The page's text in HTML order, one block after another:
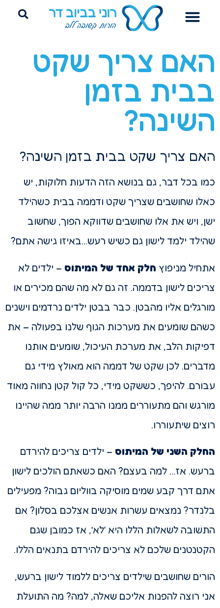
האם צריך שקט
בבית בזמן
השינה?
האם צריך שקט בבית בזמן השינה?
כמו בכל דבר, גם בנושא הזה הדעות חלוקות, יש
כאלו שחושבים שצריך שקט ודממה בבית כשהילד
ישן, ויש את אלו שחושבים שדווקא הפוך, שחשוב
שהילד ילמד לישון גם כשיש רעש…באיזו גישה אתם?
אתחיל מניפוץ חלק אחד של המיתוס – ילדים לא
צריכים לישון בדממה. זה גם לא מה שהם מכירים או
מורגלים אליו מהבטן. כבר בבטן ילדים נרדמים וישנים
כשהם שומעים את מערכות הגוף שלנו בפעולה – את
דפיקות הלב, את מערכת העיכול, שומעים אותנו
מדברים. לכן שקט של דממה הוא מאולץ מידי גם
עבורם. להיפך, כששקט מידי, כל קול קטן נחווה מאוד
מורגש והם מתעוררים ממנו הרבה יותר ממה שהיינו
רוצים שיתעוררו.
החלק השני של המיתוס – ילדים צריכים להירדם
ברעש. אז… למה בעצם? האם כשאתם הולכים לישון
אתם דרך קבע שמים מוסיקה בווליום גבוה? מפעילים
בלנדר? נמצאים עשרות אנשים אצלכם בסלון? אם
התשובה לשאלות הללו היא ‘לא’, אז כמובן שגם
הקטנטנים שלכם לא צריכים להירדם בתנאים הללו.
הורים שחושבים שילדים צריכים ללמוד לישון ברעש,
אני רוצה להפנות אליכם שאלה, למה? מה התועלת